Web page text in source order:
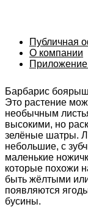
Публичная
О компании
Барбарис
Это растение
необычным
высокими, но
зелёные шатры.
небольшие, с
маленькие
которые похожи
быть жёлтыми
появляются
бусины.